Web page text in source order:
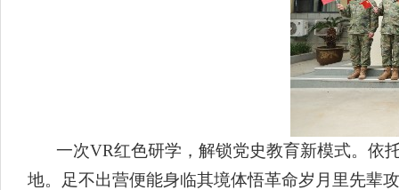
一次VR红色研学，解锁党史教育新模式。依
地。足不出营便能身临其境体悟革命岁月里先辈